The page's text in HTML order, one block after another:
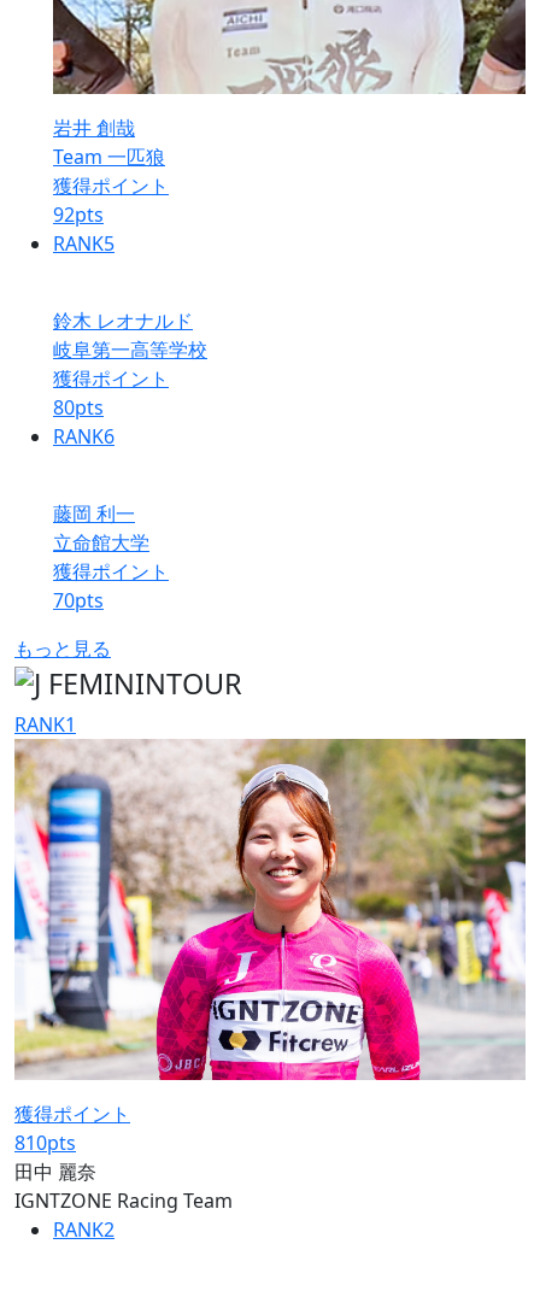
岩井 創哉
Team 一匹狼
獲得ポイント
92pts
RANK5
鈴木 レオナルド
岐阜第一高等学校
獲得ポイント
80pts
RANK6
藤岡 利一
立命館大学
獲得ポイント
70pts
もっと見る
RANK1
獲得ポイント
810pts
田中 麗奈
IGNTZONE Racing Team
RANK2